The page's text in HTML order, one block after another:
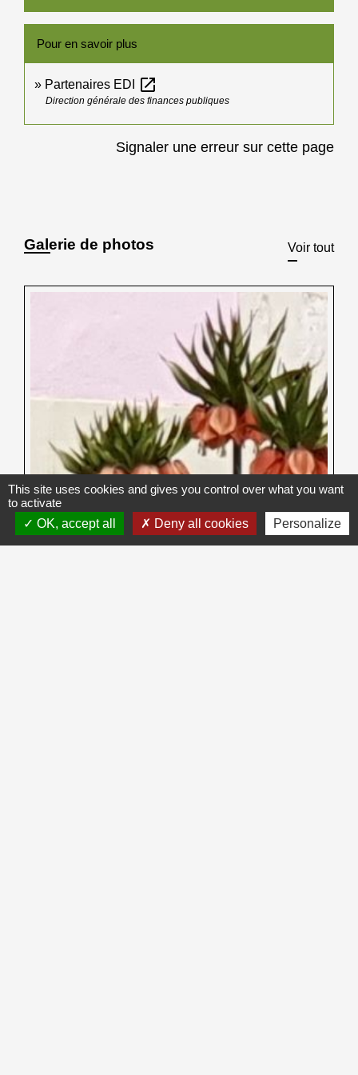
Pour en savoir plus
Partenaires EDI open_in_new
Direction générale des finances publiques
Signaler une erreur sur cette page
Galerie de photos Voir tout
This site uses cookies and gives you control over what you want
to activate
OK, accept all
Deny all cookies Personalize